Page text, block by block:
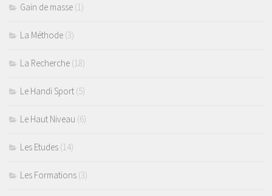
Gain de masse (1)
La Méthode (3)
La Recherche (18)
Le Handi Sport (5)
Le Haut Niveau (6)
Les Etudes (14)
Les Formations (3)